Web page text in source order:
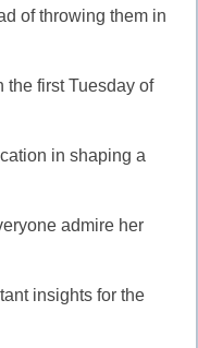
of throwing them in
the first Tuesday of
in shaping a
admire her
insights for the